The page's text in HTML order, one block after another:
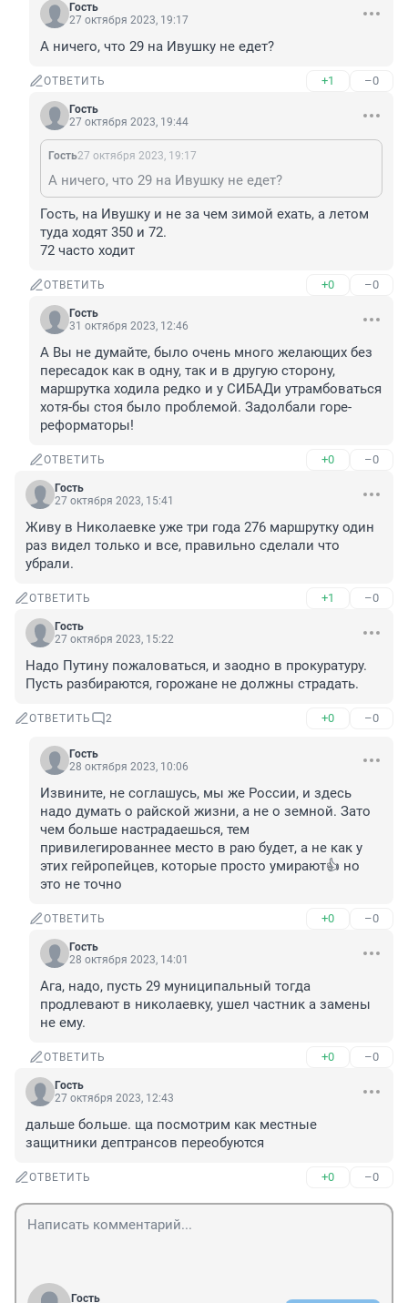
Гость
27 октября 2023, 19:17
А ничего, что 29 на Ивушку не едет?
ОТВЕТИТЬ +1 –0
Гость
27 октября 2023, 19:44
Гость27 октября 2023, 19:17
А ничего, что 29 на Ивушку не едет?
Гость, на Ивушку и не за чем зимой ехать, а летом
туда ходят 350 и 72.
72 часто ходит
ОТВЕТИТЬ +0 –0
Гость
31 октября 2023, 12:46
А Вы не думайте, было очень много желающих без
пересадок как в одну, так и в другую сторону,
маршрутка ходила редко и у СИБАДи утрамбоваться
хотя-бы стоя было проблемой. Задолбали горе-
реформаторы!
ОТВЕТИТЬ +0 –0
Гость
27 октября 2023, 15:41
Живу в Николаевке уже три года 276 маршрутку один
раз видел только и все, правильно сделали что
убрали.
ОТВЕТИТЬ +1 –0
Гость
27 октября 2023, 15:22
Надо Путину пожаловаться, и заодно в прокуратуру.
Пусть разбираются, горожане не должны страдать.
ОТВЕТИТЬ 2 +0 –0
Гость
28 октября 2023, 10:06
Извините, не соглашусь, мы же России, и здесь
надо думать о райской жизни, а не о земной. Зато
чем больше настрадаешься, тем
привилегированнее место в раю будет, а не как у
этих гейропейцев, которые просто умирают👍 но
это не точно
ОТВЕТИТЬ +0 –0
Гость
28 октября 2023, 14:01
Ага, надо, пусть 29 муниципальный тогда
продлевают в николаевку, ушел частник а замены
не ему.
ОТВЕТИТЬ +0 –0
Гость
27 октября 2023, 12:43
дальше больше. ща посмотрим как местные
защитники дептрансов переобуются
ОТВЕТИТЬ +0 –0
Гость